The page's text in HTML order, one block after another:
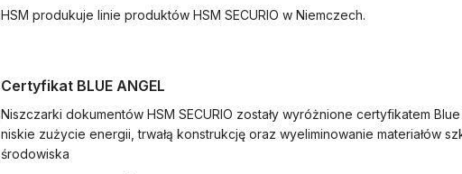
HSM produkuje linie produktów HSM SECURIO w Niemczech.
Certyfikat BLUE ANGEL
Niszczarki dokumentów HSM SECURIO zostały wyróżnione certyfikatem
niskie zużycie energii, trwałą konstrukcję oraz wyeliminowanie materiałów
środowiska